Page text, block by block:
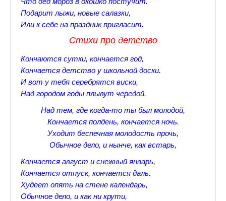
♪♫Рассказы 3★
♪♫Все тексты новых песен★
♪♫Красивые стихи★
♪♫Песни Высоцкого★
♪♫Eще раз про любовь★
♪♫Песни в стиле реп★
♪♫♪♫Романсы♪♫♪♫
♪♫Рассказы★
♪♫Рассказы 2★
Подарит лыжи, новые салазки,
Или к себе на праздник пригласит.
Стихи про детство
Кончаются сутки, кончается год,
Кончается детство у школьной доски.
И вот у тебя серебрятся виски,
Над городом годы плывут чередой.
Над тем, где когда-то ты был молодой,
Кончается полдень, кончается ночь.
Уходит беспечная молодость прочь,
Обычное дело, и нынче, как встарь,
Кончается август и снежный январь,
Кончается отпуск, кончается даль.
Худеет опять на стене календарь,
Обычное дело, и как ни крути,